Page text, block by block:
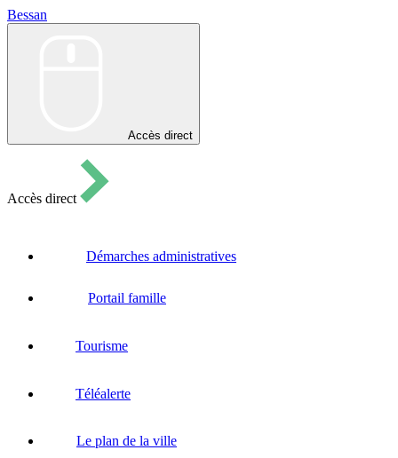
Bessan
Accès direct
Accès direct
Démarches administratives
Portail famille
Tourisme
Téléalerte
Le plan de la ville